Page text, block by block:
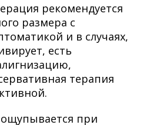
рекомендуется
размера с
и в случаях,
есть
терапия
при